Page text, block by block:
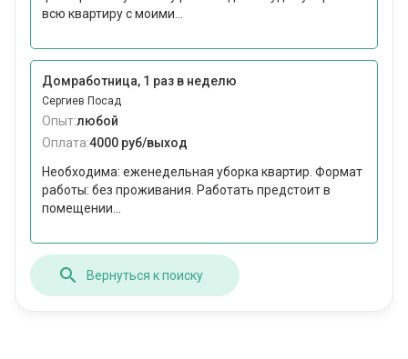
всю квартиру с моими...
Домработница, 1 раз в неделю
Сергиев Посад
Опыт:любой
Оплата:4000 руб/выход
Необходима: еженедельная уборка квартир. Формат
работы: без проживания. Работать предстоит в
помещении...
Вернуться к поиску